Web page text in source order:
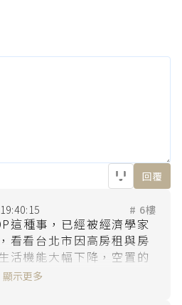
回覆
# 6樓
這種事，已經被經濟學家
看看台北市因高房租與房
活機能大幅下降，空置的
這樣對嗎？台灣的首都台
顯示更多